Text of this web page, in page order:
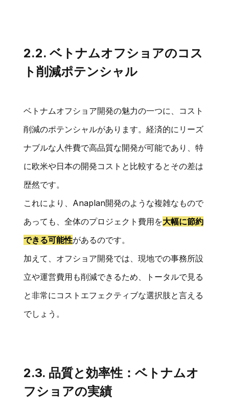
2.2. ベトナムオフショアのコス
ト削減ポテンシャル
ベトナムオフショア開発の魅力の一つに、コスト
削減のポテンシャルがあります。経済的にリーズ
ナブルな人件費で高品質な開発が可能であり、特
に欧米や日本の開発コストと比較するとその差は
歴然です。
これにより、Anaplan開発のような複雑なもので
あっても、全体のプロジェクト費用を大幅に節約
できる可能性があるのです。
加えて、オフショア開発では、現地での事務所設
立や運営費用も削減できるため、トータルで見る
と非常にコストエフェクティブな選択肢と言える
でしょう。
2.3. 品質と効率性：ベトナムオ
フショアの実績